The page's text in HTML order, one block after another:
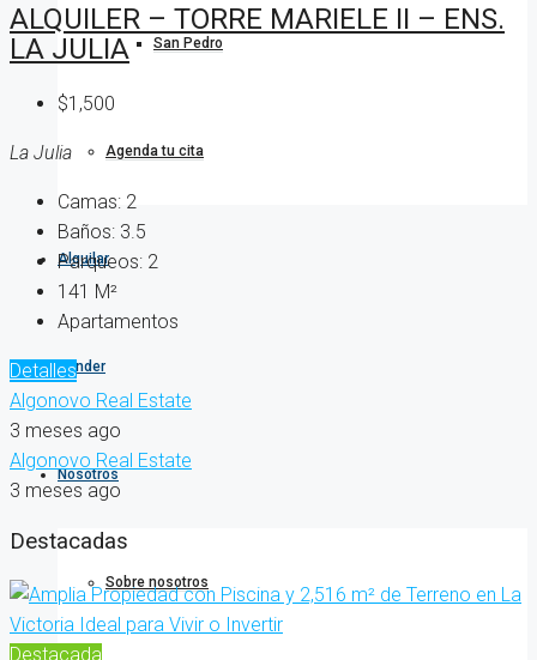
San Pedro
Agenda tu cita
Alquilar
Vender
Nosotros
Sobre nosotros
ALQUILER – TORRE MARIELE II – ENS.
LA JULIA
$1,500
La Julia
Camas: 2
Baños: 3.5
Parqueos: 2
141 M²
Apartamentos
Detalles
Algonovo Real Estate
3 meses ago
Algonovo Real Estate
3 meses ago
Destacadas
Destacada